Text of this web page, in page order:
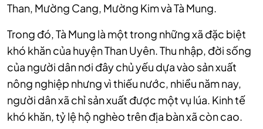
Than, Mường Cang, Mường Kim và Tà Mung.
​​Trong đó, Tà Mung là một trong những xã đặc biệt
khó khăn của huyện Than Uyên. Thu nhập, đời sống
của người dân nơi đây chủ yếu dựa vào sản xuất
nông nghiệp nhưng vì thiếu nước, nhiều năm nay,
người dân xã chỉ sản xuất được một vụ lúa. Kinh tế
khó khăn, tỷ lệ hộ nghèo trên địa bàn xã còn cao.